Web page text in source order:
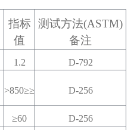
指标
值
测试方法(ASTM)
备注
1.2 D-792
>850≥≥ D-256
≥60 D-256